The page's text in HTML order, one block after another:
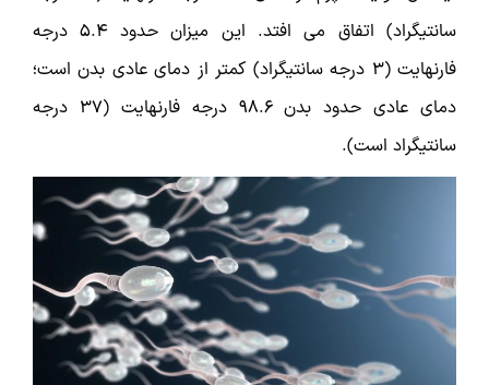
سانتیگراد) اتفاق می افتد. این میزان حدود ۵.۴ درجه
فارنهایت (۳ درجه سانتیگراد) کمتر از دمای عادی بدن است؛
دمای عادی حدود بدن ۹۸.۶ درجه فارنهایت (۳۷ درجه
سانتیگراد است).